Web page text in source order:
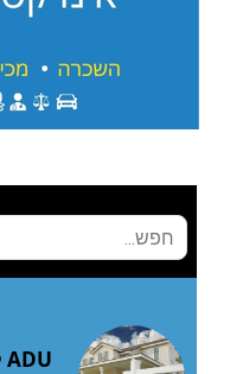
ADU להשכרה ברסידה